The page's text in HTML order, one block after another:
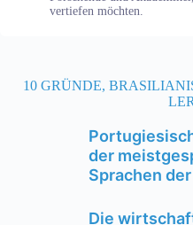
vertiefen möchten.
10 GRÜNDE,
der
Sprachen
Die